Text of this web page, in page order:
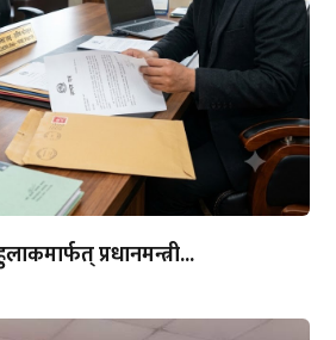
प्रधानमन्त्री...